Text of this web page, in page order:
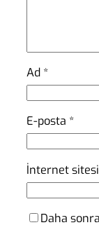
Ad *
E-posta *
İnternet sitesi
Daha